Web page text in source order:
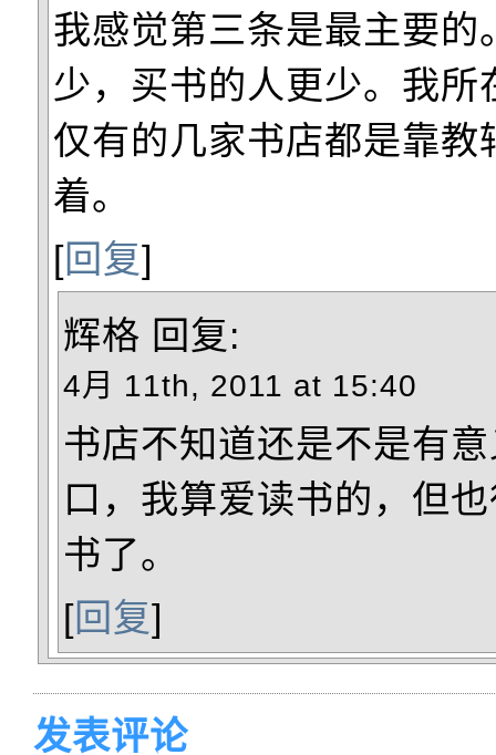
我感觉第三条是最主要的
少，买书的人更少。我所
仅有的几家书店都是靠教
着。
[回复]
辉格 回复:
4月 11th, 2011 at 15:40
书店不知道还是不是有
口，我算爱读书的，但
书了。
[回复]
发表评论